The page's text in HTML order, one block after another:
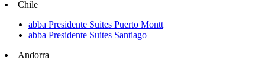
Chile
abba Presidente Suites Puerto Montt
abba Presidente Suites Santiago
Andorra